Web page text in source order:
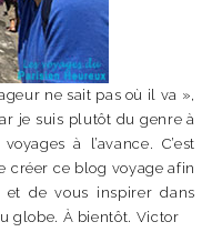
ne sait pas où il va »,
je suis plutôt du genre à
à l’avance. C’est
créer ce blog voyage afin
de vous inspirer dans
globe. À bientôt. Victor